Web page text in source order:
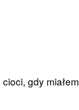
gdy miałem